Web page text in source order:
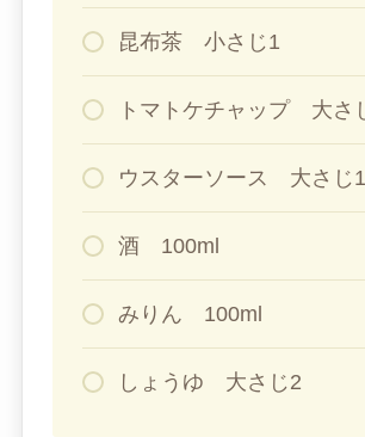
昆布茶 小さじ1
トマトケチャップ 大さ
ウスターソース 大さじ
酒 100ml
みりん 100ml
しょうゆ 大さじ2